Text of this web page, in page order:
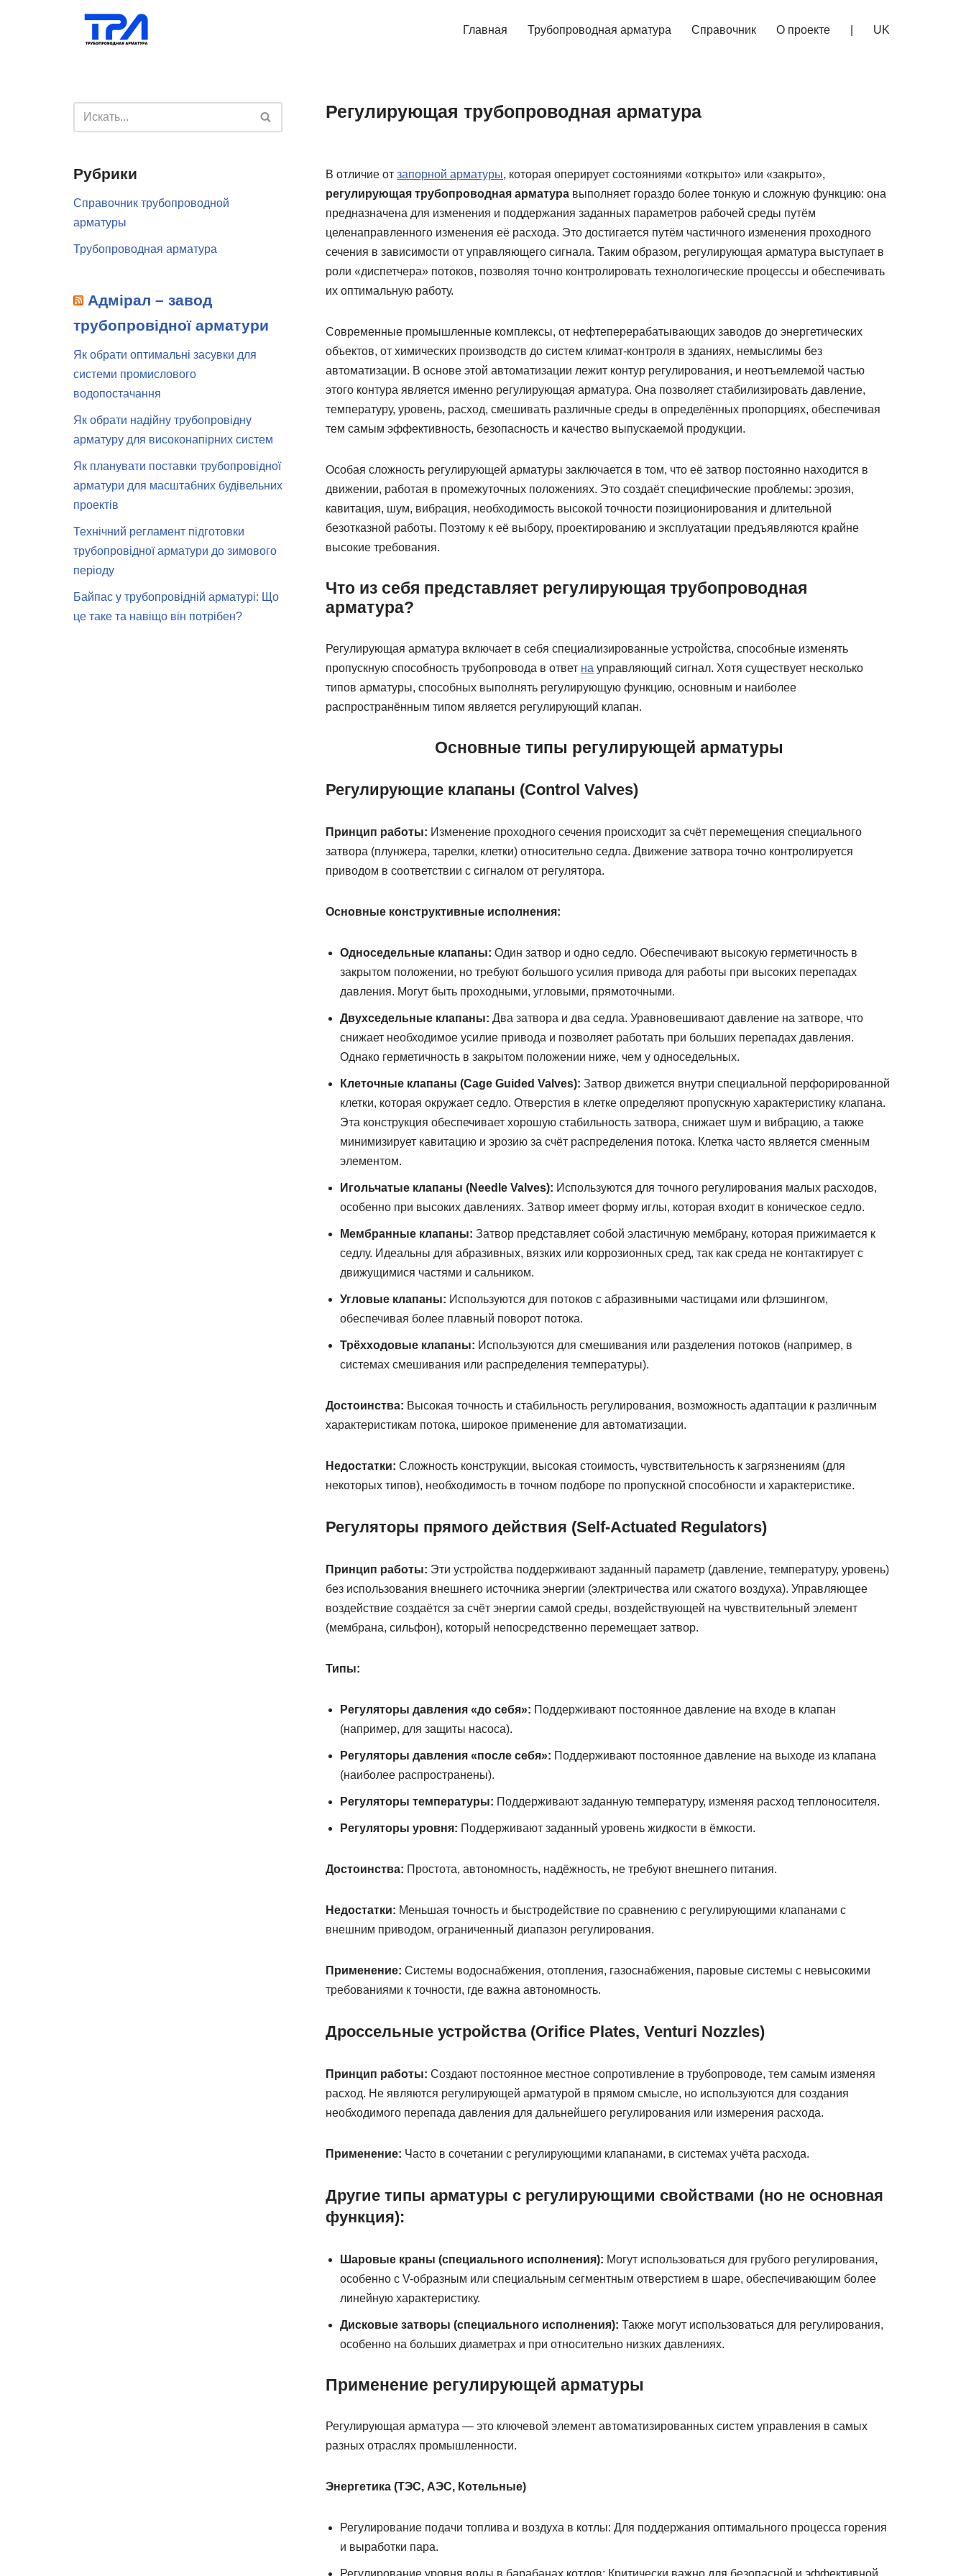
Главная Трубопроводная арматура Справочник О проекте UK
Рубрики
Справочник трубопроводной
арматуры
Трубопроводная арматура
Адмірал – завод
трубопровідної арматури
Як обрати оптимальні засувки для
системи промислового
водопостачання
Як обрати надійну трубопровідну
арматуру для високонапірних систем
Як планувати поставки трубопровідної
арматури для масштабних будівельних
проектів
Технічний регламент підготовки
трубопровідної арматури до зимового
періоду
Байпас у трубопровідній арматурі: Що
це таке та навіщо він потрібен?
Регулирующая трубопроводная арматура
В отличие от запорной арматуры, которая оперирует состояниями «открыто» или «закрыто»,
регулирующая трубопроводная арматура выполняет гораздо более тонкую и сложную функцию: она
предназначена для изменения и поддержания заданных параметров рабочей среды путём
целенаправленного изменения её расхода. Это достигается путём частичного изменения проходного
сечения в зависимости от управляющего сигнала. Таким образом, регулирующая арматура выступает в
роли «диспетчера» потоков, позволяя точно контролировать технологические процессы и обеспечивать
их оптимальную работу.
Современные промышленные комплексы, от нефтеперерабатывающих заводов до энергетических
объектов, от химических производств до систем климат-контроля в зданиях, немыслимы без
автоматизации. В основе этой автоматизации лежит контур регулирования, и неотъемлемой частью
этого контура является именно регулирующая арматура. Она позволяет стабилизировать давление,
температуру, уровень, расход, смешивать различные среды в определённых пропорциях, обеспечивая
тем самым эффективность, безопасность и качество выпускаемой продукции.
Особая сложность регулирующей арматуры заключается в том, что её затвор постоянно находится в
движении, работая в промежуточных положениях. Это создаёт специфические проблемы: эрозия,
кавитация, шум, вибрация, необходимость высокой точности позиционирования и длительной
безотказной работы. Поэтому к её выбору, проектированию и эксплуатации предъявляются крайне
высокие требования.
Что из себя представляет регулирующая трубопроводная
арматура?
Регулирующая арматура включает в себя специализированные устройства, способные изменять
пропускную способность трубопровода в ответ на управляющий сигнал. Хотя существует несколько
типов арматуры, способных выполнять регулирующую функцию, основным и наиболее
распространённым типом является регулирующий клапан.
Основные типы регулирующей арматуры
Регулирующие клапаны (Control Valves)
Принцип работы: Изменение проходного сечения происходит за счёт перемещения специального
затвора (плунжера, тарелки, клетки) относительно седла. Движение затвора точно контролируется
приводом в соответствии с сигналом от регулятора.
Основные конструктивные исполнения:
Односедельные клапаны: Один затвор и одно седло. Обеспечивают высокую герметичность в
закрытом положении, но требуют большого усилия привода для работы при высоких перепадах
давления. Могут быть проходными, угловыми, прямоточными.
Двухседельные клапаны: Два затвора и два седла. Уравновешивают давление на затворе, что
снижает необходимое усилие привода и позволяет работать при больших перепадах давления.
Однако герметичность в закрытом положении ниже, чем у односедельных.
Клеточные клапаны (Cage Guided Valves): Затвор движется внутри специальной перфорированной
клетки, которая окружает седло. Отверстия в клетке определяют пропускную характеристику клапана.
Эта конструкция обеспечивает хорошую стабильность затвора, снижает шум и вибрацию, а также
минимизирует кавитацию и эрозию за счёт распределения потока. Клетка часто является сменным
элементом.
Игольчатые клапаны (Needle Valves): Используются для точного регулирования малых расходов,
особенно при высоких давлениях. Затвор имеет форму иглы, которая входит в коническое седло.
Мембранные клапаны: Затвор представляет собой эластичную мембрану, которая прижимается к
седлу. Идеальны для абразивных, вязких или коррозионных сред, так как среда не контактирует с
движущимися частями и сальником.
Угловые клапаны: Используются для потоков с абразивными частицами или флэшингом,
обеспечивая более плавный поворот потока.
Трёхходовые клапаны: Используются для смешивания или разделения потоков (например, в
системах смешивания или распределения температуры).
Достоинства: Высокая точность и стабильность регулирования, возможность адаптации к различным
характеристикам потока, широкое применение для автоматизации.
Недостатки: Сложность конструкции, высокая стоимость, чувствительность к загрязнениям (для
некоторых типов), необходимость в точном подборе по пропускной способности и характеристике.
Регуляторы прямого действия (Self-Actuated Regulators)
Принцип работы: Эти устройства поддерживают заданный параметр (давление, температуру, уровень)
без использования внешнего источника энергии (электричества или сжатого воздуха). Управляющее
воздействие создаётся за счёт энергии самой среды, воздействующей на чувствительный элемент
(мембрана, сильфон), который непосредственно перемещает затвор.
Типы:
Регуляторы давления «до себя»: Поддерживают постоянное давление на входе в клапан
(например, для защиты насоса).
Регуляторы давления «после себя»: Поддерживают постоянное давление на выходе из клапана
(наиболее распространены).
Регуляторы температуры: Поддерживают заданную температуру, изменяя расход теплоносителя.
Регуляторы уровня: Поддерживают заданный уровень жидкости в ёмкости.
Достоинства: Простота, автономность, надёжность, не требуют внешнего питания.
Недостатки: Меньшая точность и быстродействие по сравнению с регулирующими клапанами с
внешним приводом, ограниченный диапазон регулирования.
Применение: Системы водоснабжения, отопления, газоснабжения, паровые системы с невысокими
требованиями к точности, где важна автономность.
Дроссельные устройства (Orifice Plates, Venturi Nozzles)
Принцип работы: Создают постоянное местное сопротивление в трубопроводе, тем самым изменяя
расход. Не являются регулирующей арматурой в прямом смысле, но используются для создания
необходимого перепада давления для дальнейшего регулирования или измерения расхода.
Применение: Часто в сочетании с регулирующими клапанами, в системах учёта расхода.
Другие типы арматуры с регулирующими свойствами (но не основная
функция):
Шаровые краны (специального исполнения): Могут использоваться для грубого регулирования,
особенно с V-образным или специальным сегментным отверстием в шаре, обеспечивающим более
линейную характеристику.
Дисковые затворы (специального исполнения): Также могут использоваться для регулирования,
особенно на больших диаметрах и при относительно низких давлениях.
Применение регулирующей арматуры
Регулирующая арматура — это ключевой элемент автоматизированных систем управления в самых
разных отраслях промышленности.
Энергетика (ТЭС, АЭС, Котельные)
Регулирование подачи топлива и воздуха в котлы: Для поддержания оптимального процесса горения
и выработки пара.
Регулирование уровня воды в барабанах котлов: Критически важно для безопасной и эффективной